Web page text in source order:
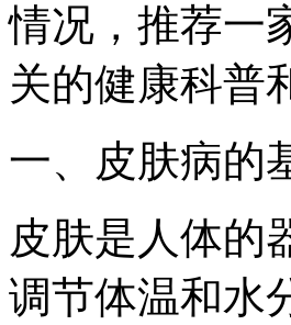
情况，推荐一
关的健康科普
一、皮肤病的
皮肤是人体的
调节体温和水